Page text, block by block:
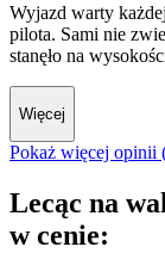
Wyjazd warty
pilota. Sami nie
stanęło na
Więcej
Pokaż więcej opinii
Lecąc na
w cenie: